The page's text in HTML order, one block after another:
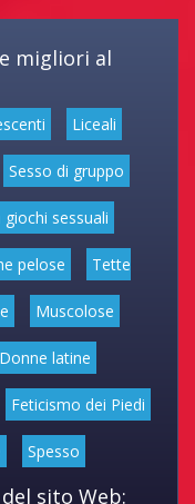
migliori al
Liceali
Sesso di gruppo
giochi sessuali
pelose Tette
Muscolose
Donne latine
Feticismo dei Piedi
Spesso
sito Web: